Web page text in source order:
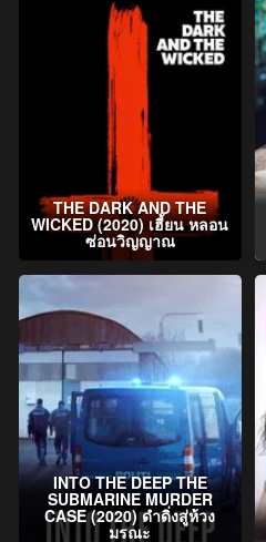
THE DARK AND THE
WICKED (2020) เฮี้ยน หลอน
ซ่อนวิญญาณ
INTO THE DEEP THE
SUBMARINE MURDER
CASE (2020) ดำดิ่งสู่ห้วง
มรณะ